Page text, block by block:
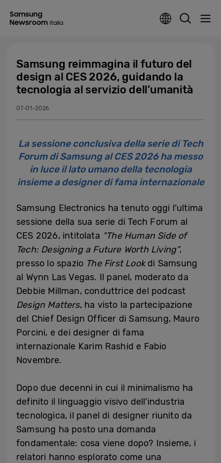
Samsung reimmagina il futuro del
design al CES 2026, guidando la
tecnologia al servizio dell’umanità
07-01-2026
La sessione conclusiva della serie di Tech
Forum di Samsung al CES 2026 ha messo
in luce il lato umano della tecnologia
insieme a designer di fama internazionale
Samsung Electronics ha tenuto oggi l’ultima
sessione della sua serie di Tech Forum al
CES 2026, intitolata “The Human Side of
Tech: Designing a Future Worth Living”,
presso lo spazio The First Lookdi Samsung
al Wynn Las Vegas. Il panel, moderato da
Debbie Millman, conduttrice del podcast
Design Matters, ha visto la partecipazione
del Chief Design Officer di Samsung, Mauro
Porcini, e dei designer di fama
internazionale Karim Rashid e Fabio
Novembre.
Dopo due decenni in cui il minimalismo ha
definito il linguaggio visivo dell’industria
tecnologica, il panel di designer riunito da
Samsung ha posto una domanda
fondamentale: cosa viene dopo? Insieme, i
relatori hanno esplorato come una